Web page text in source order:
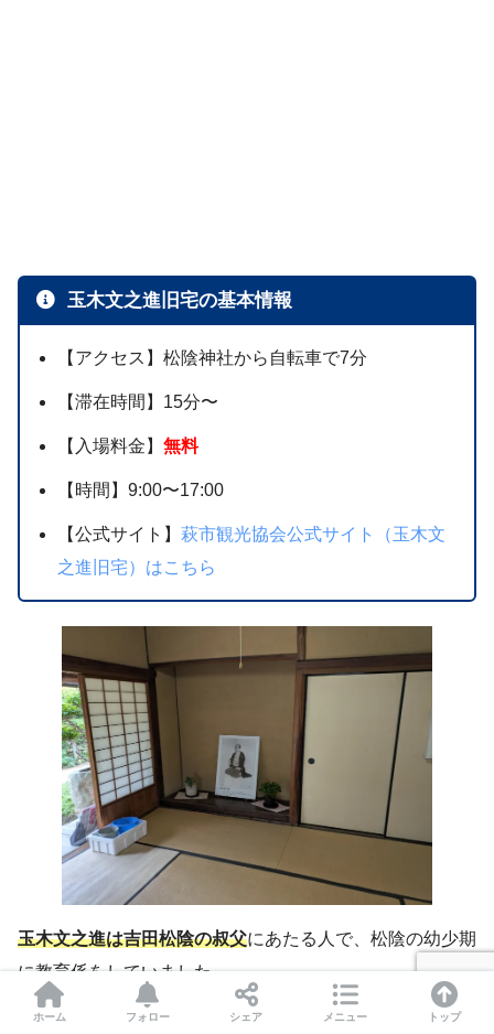
玉木文之進旧宅の基本情報
【アクセス】松陰神社から自転車で7分
【滞在時間】15分〜
【入場料金】無料
【時間】9:00〜17:00
【公式サイト】萩市観光協会公式サイト（玉木文
之進旧宅）はこちら
玉木文之進は吉田松陰の叔父にあたる人で、松陰の幼少期
に教育係をしていました。
ホーム フォロー シェア メニュー トップ